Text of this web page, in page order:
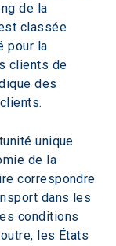
de la
classée
pour la
clients de
des
unique
de la
correspondre
dans les
conditions
les États